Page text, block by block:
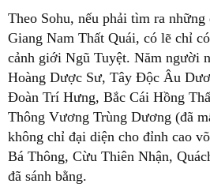
Theo Sohu, nếu phải tìm ra
Giang Nam Thất Quái, có lẽ chỉ
cảnh giới Ngũ Tuyệt. Năm người
Hoàng Dược Sư, Tây Độc Âu
Đoàn Trí Hưng, Bắc Cái Hồng
Thông Vương Trùng Dương (đã
không chỉ đại diện cho đỉnh cao
Bá Thông, Cừu Thiên Nhận,
đã sánh bằng.